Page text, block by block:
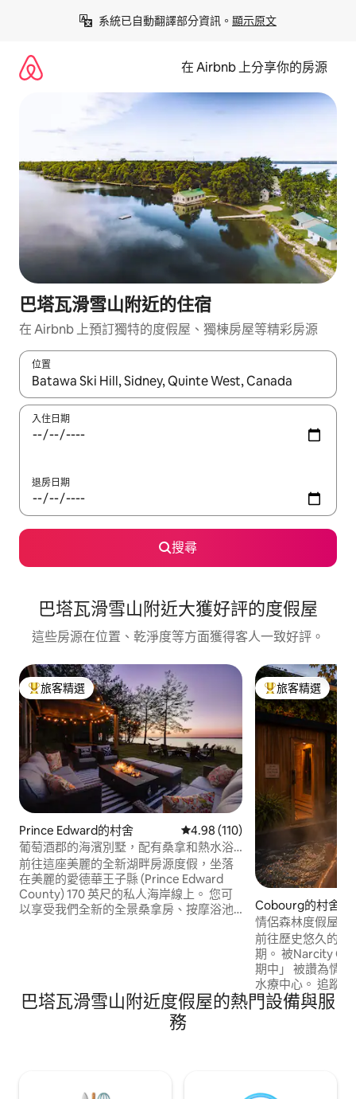
系統已自動翻譯部分資訊。 顯示原文
在 Airbnb 上分享你的房源
巴塔瓦滑雪山附近的住宿
在 Airbnb 上預訂獨特的度假屋、獨棟房屋等精彩房源
位置
如有搜尋結果，瀏覽內容時請使用上下箭頭，或輕點、滑動裝置。
入住日期
退房日期
搜尋
巴塔瓦滑雪山附近大獲好評的度假屋
這些房源在位置、乾淨度等方面獲得客人一致好評。
旅客精選榜首
旅客精選
Prince Edward的村舍 從 110 則評價中獲得 4.98 的平
4.98 (110)
葡萄酒郡的海濱別墅，配有桑拿和熱水浴
缸
前往這座美麗的全新湖畔房源度假，坐落
在美麗的愛德華王子縣 (Prince Edward
County) 170 英尺的私人海岸線上。 您可
以享受我們全新的全景桑拿房、按摩浴池
為尋找明信片般美景和私人水療設施的大
型團體、情侶和家庭的理想房源。 ST-
旅客精選榜首
旅客精選
Cobourg的村舍
情侶森林度假屋：
爐
前往歷史悠久的莊
期。 被Narcity Canada描述為「像住在假
期中」 被讚為情侶度假勝地，靠近聖安妮
水療中心。 追蹤我們
@coachhouse_cobourg 走
150年歷史的長途
力的市中心和原始
巴塔瓦滑雪山附近度假屋的熱門設備與服
務